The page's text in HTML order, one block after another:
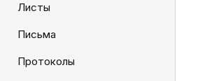
Листы
Письма
Протоколы